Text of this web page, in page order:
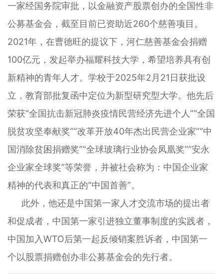
一家经国务院审批，以金融资产股票创办的全国性非
公募基金会，截至目前已资助近260个慈善项目。
2021年，在曹德旺的提议下，河仁慈善基金会捐赠
100亿元，发起举办福耀科技大学，希望培养具有创
新精神的青年人才。学校于2025年2月21日获批设
立，教育部批复函中定位为新型研究型大学。他先后
荣获“全国抗击新冠肺炎疫情民营经济先进个人”“全国
脱贫攻坚奉献奖”“改革开放40年杰出民营企业家”“中
国消除贫困捐赠奖”“全球玻璃行业协会凤凰奖”“安永
企业家全球奖”等荣誉，并被社会称为：中国企业家
精神的代表和真正的“中国首善”。
此外，他还是中国第一家人才交流市场的提出者
和促成者，中国第一家引进独立董事制度的实践者，
中国加入WTO后第一起反倾销案胜诉者，中国第一
个以股票捐赠创办非公募基金会的先行者。